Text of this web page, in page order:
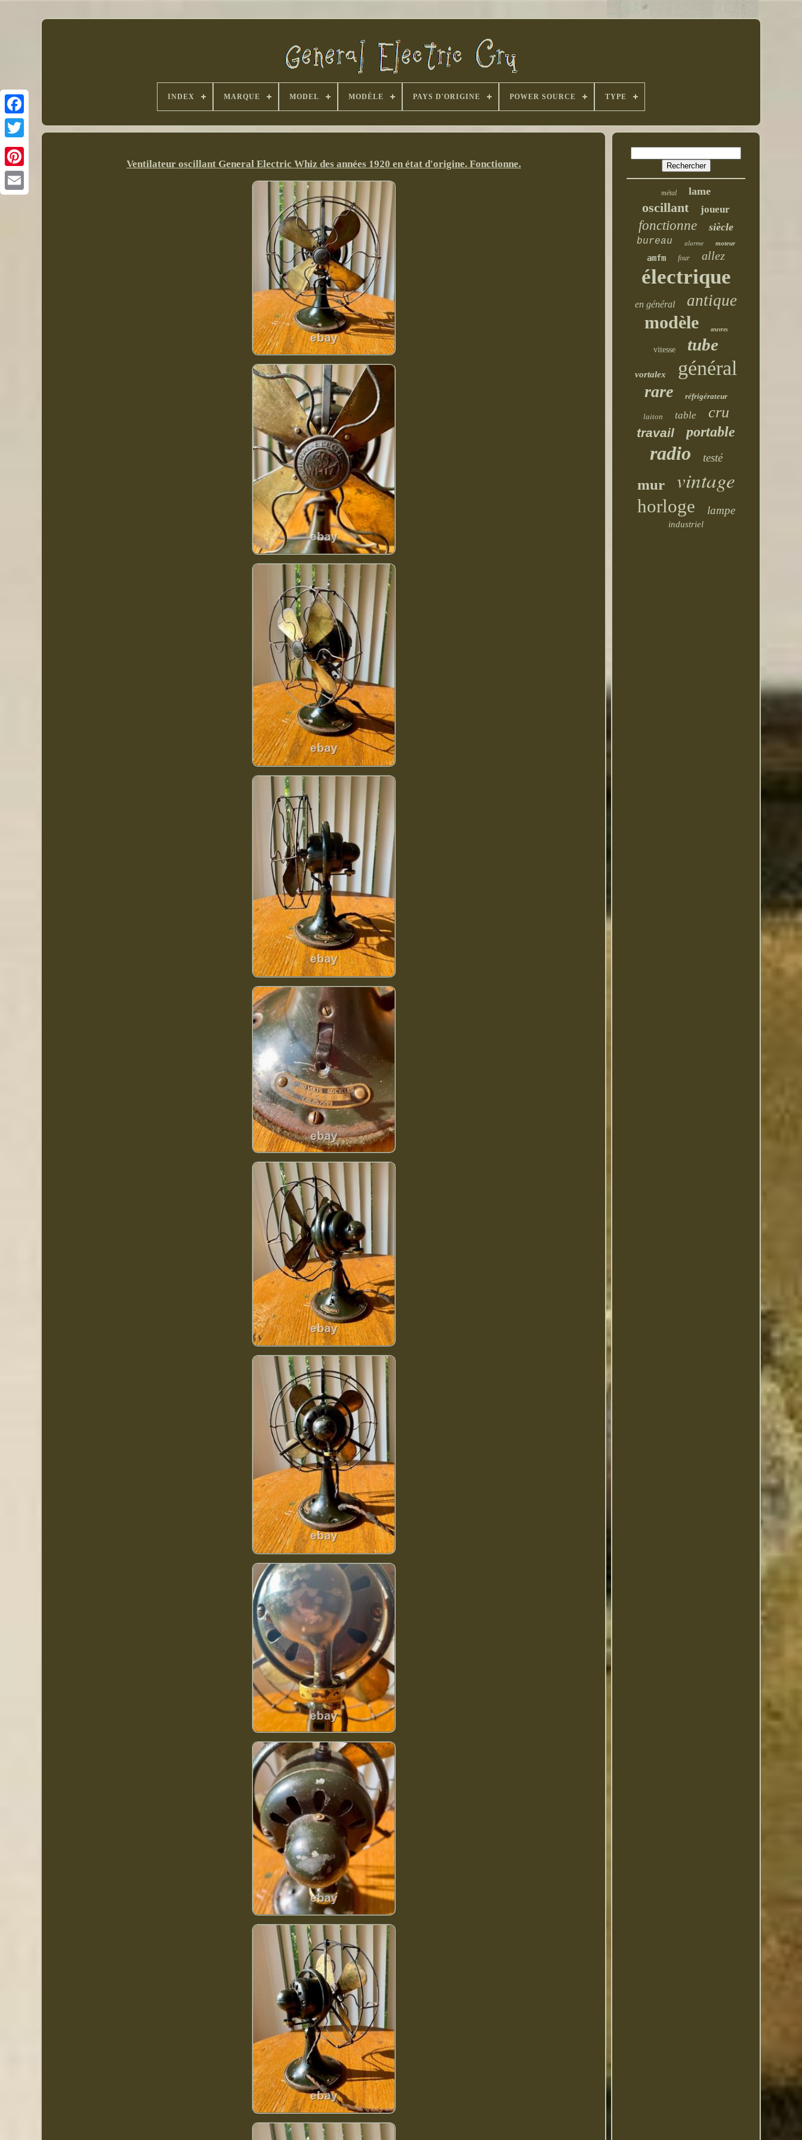
INDEX MARQUE MODEL MODÈLE PAYS D'ORIGINE POWER SOURCE TYPE
Ventilateur oscillant General Electric Whiz des années 1920 en état d'origine. Fonctionne.
métal lame
oscillant joueur
fonctionne siècle
bureau alarme moteur
amfm four allez
électrique
en général antique
modèle œuvres
vitesse tube
vortalex général
rare réfrigérateur
laiton table cru
travail portable
radio testé
mur vintage
horloge lampe
industriel